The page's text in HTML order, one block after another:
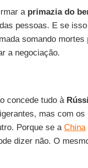
a primazia do
pessoas. E se
somando mortes
a negociação.
concede tudo à
mas com os
Porque se a China
dizer não. O